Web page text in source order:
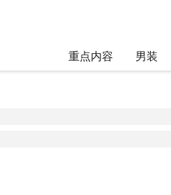
重点内容 男装